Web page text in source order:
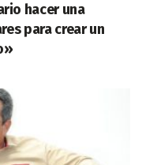
hacer una
para crear un